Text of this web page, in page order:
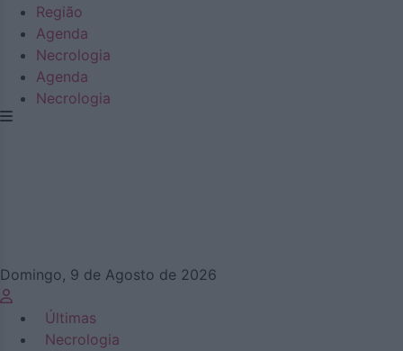
Região
Agenda
Necrologia
Agenda
Necrologia
Domingo, 9 de Agosto de 2026
Últimas
Necrologia